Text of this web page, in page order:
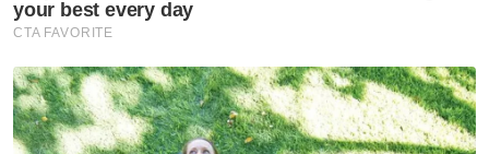
Keluarga, dengan internet tanpa had pada
harga RM20 untuk setiap talian.
Kesalinghubungan internet Home Fibre
percuma apabila melanggan dua pelan
Celcom Mega Unlimited pada harga RM158